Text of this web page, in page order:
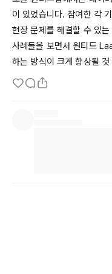
이 있었습니다. 참여한 각
현장 문제를 해결할 수 있
사례들을 보면서 원티드
하는 방식이 크게 향상될